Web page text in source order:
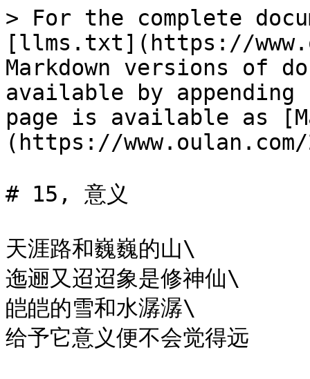
> For the complete
[llms.txt](https://
Markdown versions of
available by
page is available as
(https://
# 15, 意义
天涯路和巍巍的山\
迤逦又迢迢象是修神仙\
皑皑的雪和水潺潺\
给予它意义便不会觉得远